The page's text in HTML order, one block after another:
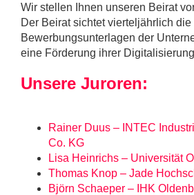
Wir stellen Ihnen unseren Beirat
Der Beirat sichtet vierteljährlich die
Bewerbungsunterlagen der
eine Förderung ihrer
Unsere Juroren:
Rainer Duus – INTEC
Co. KG
Lisa Heinrichs – Universität
Thomas Knop – Jade
Björn Schaeper – IHK